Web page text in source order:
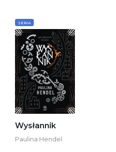
SERIA
Wysłannik
Paulina Hendel